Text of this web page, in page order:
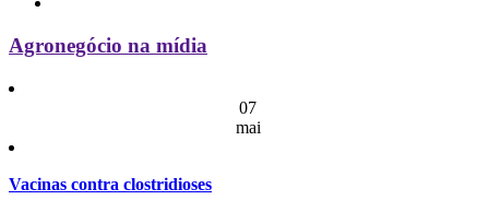
Agronegócio na mídia
07
mai
Vacinas contra clostridioses